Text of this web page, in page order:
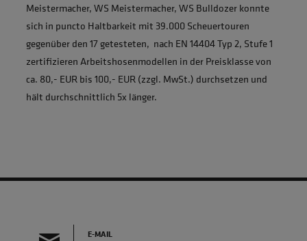
Meistermacher, WS Meistermacher, WS Bulldozer konnte
sich in puncto Haltbarkeit mit 39.000 Scheuertouren
gegenüber den 17 getesteten, nach EN 14404 Typ 2, Stufe 1
zertifizieren Arbeitshosenmodellen in der Preisklasse von
ca. 80,- EUR bis 100,- EUR (zzgl. MwSt.) durchsetzen und
hält durchschnittlich 5x länger.
E-MAIL